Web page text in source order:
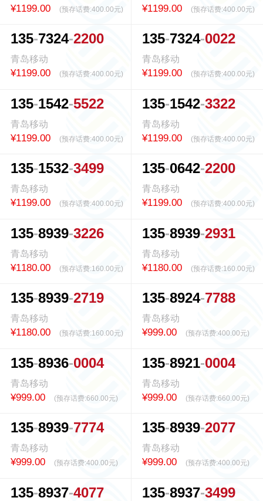
¥1199.00 (预存话费:400.00元) ¥1199.00 (预存话费:400.00元)
135 7324 2200
青岛移动
¥1199.00 (预存话费:400.00元)
135 7324 0022
青岛移动
¥1199.00 (预存话费:400.00元)
135 1542 5522
青岛移动
¥1199.00 (预存话费:400.00元)
135 1542 3322
青岛移动
¥1199.00 (预存话费:400.00元)
135 1532 3499
青岛移动
¥1199.00 (预存话费:400.00元)
135 0642 2200
青岛移动
¥1199.00 (预存话费:400.00元)
135 8939 3226
青岛移动
¥1180.00 (预存话费:160.00元)
135 8939 2931
青岛移动
¥1180.00 (预存话费:160.00元)
135 8939 2719
青岛移动
¥1180.00 (预存话费:160.00元)
135 8924 7788
青岛移动
¥999.00 (预存话费:400.00元)
135 8936 0004
青岛移动
¥999.00 (预存话费:660.00元)
135 8921 0004
青岛移动
¥999.00 (预存话费:660.00元)
135 8939 7774
青岛移动
¥999.00 (预存话费:400.00元)
135 8939 2077
青岛移动
¥999.00 (预存话费:400.00元)
135 8937 4077 135 8937 3499